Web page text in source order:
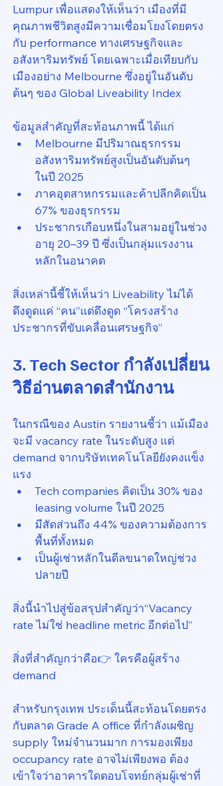
Lumpur เพื่อแสดงให้เห็นว่า เมืองที่มี
คุณภาพชีวิตสูงมีความเชื่อมโยงโดยตรง
กับ performance ทางเศรษฐกิจและ
อสังหาริมทรัพย์ โดยเฉพาะเมื่อเทียบกับ
เมืองอย่าง Melbourne ซึ่งอยู่ในอันดับ
ต้นๆ ของ Global Liveability Index
ข้อมูลสำคัญที่สะท้อนภาพนี้ ได้แก่
Melbourne มีปริมาณธุรกรรม
อสังหาริมทรัพย์สูงเป็นอันดับต้นๆ
ในปี 2025
ภาคอุตสาหกรรมและค้าปลีกคิดเป็น
67% ของธุรกรรม
ประชากรเกือบหนึ่งในสามอยู่ในช่วง
อายุ 20–39 ปี ซึ่งเป็นกลุ่มแรงงาน
หลักในอนาคต
สิ่งเหล่านี้ชี้ให้เห็นว่า Liveability ไม่ได้
ดึงดูดแค่ “คน”แต่ดึงดูด “โครงสร้าง
ประชากรที่ขับเคลื่อนเศรษฐกิจ”
3. Tech Sector กำลังเปลี่ยน
วิธีอ่านตลาดสำนักงาน
ในกรณีของ Austin รายงานชี้ว่า แม้เมือง
จะมี vacancy rate ในระดับสูง แต่
demand จากบริษัทเทคโนโลยียังคงแข็ง
แรง
Tech companies คิดเป็น 30% ของ
leasing volume ในปี 2025
มีสัดส่วนถึง 44% ของความต้องการ
พื้นที่ทั้งหมด
เป็นผู้เช่าหลักในดีลขนาดใหญ่ช่วง
ปลายปี
สิ่งนี้นำไปสู่ข้อสรุปสำคัญว่า“Vacancy
rate ไม่ใช่ headline metric อีกต่อไป”
สิ่งที่สำคัญกว่าคือ👉 ใครคือผู้สร้าง
demand
สำหรับกรุงเทพ ประเด็นนี้สะท้อนโดยตรง
กับตลาด Grade A office ที่กำลังเผชิญ
supply ใหม่จำนวนมาก การมองเพียง
occupancy rate อาจไม่เพียงพอ ต้อง
เข้าใจว่าอาคารใดตอบโจทย์กลุ่มผู้เช่าที่